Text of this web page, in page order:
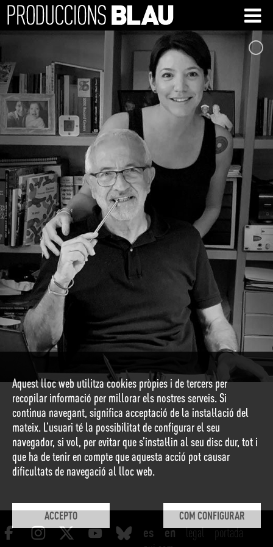
Aquest lloc web utilitza cookies pròpies i de tercers per
recopilar informació per millorar els nostres serveis. Si
continua navegant, significa acceptació de la instal·lació del
mateix. L’usuari té la possibilitat de configurar el seu
navegador, si vol, per evitar que s’instal·lin al seu disc dur, tot i
que ha de tenir en compte que aquesta acció pot causar
dificultats de navegació al lloc web.
ACCEPTO COM CONFIGURAR
legal
portada